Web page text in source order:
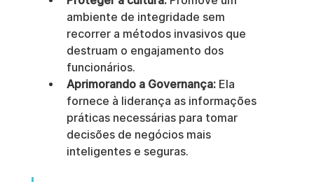
ambiente de integridade sem
recorrer a métodos invasivos que
destruam o engajamento dos
funcionários.
Aprimorando a Governança: Ela
fornece à liderança as informações
práticas necessárias para tomar
decisões de negócios mais
inteligentes e seguras.